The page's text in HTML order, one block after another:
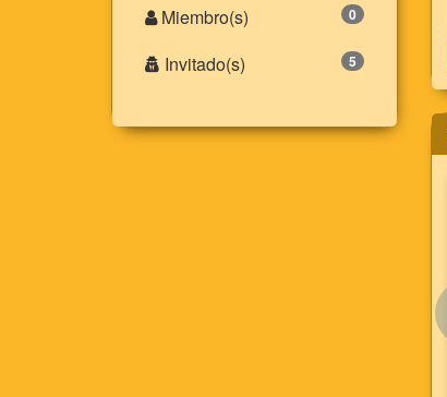
0
Miembro(s)
5
Invitado(s)